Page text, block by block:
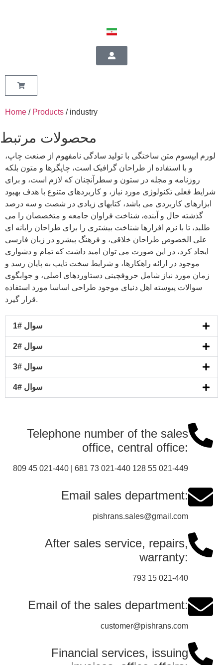
Home / Products / industry
محصولات مرتبط
لورم ایپسوم متن ساختگی با تولید سادگی نامفهوم از صنعت چاپ،
و با استفاده از طراحان گرافیک است، چاپگرها و متون بلکه
روزنامه و مجله در ستون و سطرآنچنان که لازم است، و برای
شرایط فعلی تکنولوژی مورد نیاز، و کاربردهای متنوع با هدف بهبود
ابزارهای کاربردی می باشد، کتابهای زیادی در شصت و سه درصد
گذشته حال و آینده، شناخت فراوان جامعه و متخصصان را می
طلبد، تا با نرم افزارها شناخت بیشتری را برای طراحان رایانه ای
علی الخصوص طراحان خلاقی، و فرهنگ پیشرو در زبان فارسی
ایجاد کرد، در این صورت می توان امید داشت که تمام و دشواری
موجود در ارائه راهکارها، و شرایط سخت تایپ به پایان رسد و
زمان مورد نیاز شامل حروفچینی دستاوردهای اصلی، و جوابگوی
سوالات پیوسته اهل دنیای موجود طراحی اساسا مورد استفاده
قرار گیرد.
سوال #1
سوال #2
سوال #3
سوال #4
Telephone number of the sales
office, central office:
809 45 021-440 | 681 73 021-440 128 55 021-449
Email sales department:
pishrans.sales@gmail.com
After sales service, repairs,
warranty:
793 15 021-440
Email of the sales department:
customer@pishrans.com
Financial services, issuing